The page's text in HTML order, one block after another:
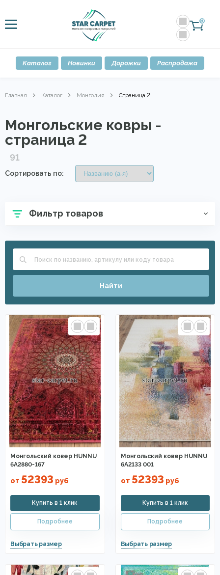
0
Каталог Новинки Дорожки Распродажа
Главная Каталог Монголия Страница 2
Монгольские ковры -
страница 2
91
Сортировать по:
Фильтр товаров
Найти
Монгольский ковер HUNNU
6A2880-167
от 52393 руб
Монгольский ковер HUNNU
6A2133 001
от 52393 руб